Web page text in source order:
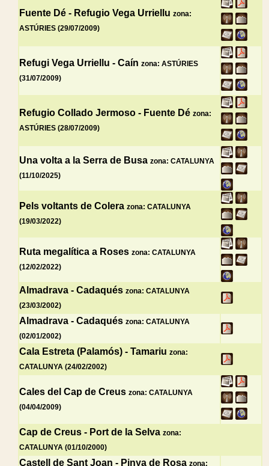
Fuente Dé - Refugio Vega Urriellu zona:
ASTÚRIES (29/07/2009)
Refugi Vega Urriellu - Caín zona: ASTÚRIES
(31/07/2009)
Refugio Collado Jermoso - Fuente Dé zona:
ASTÚRIES (28/07/2009)
Una volta a la Serra de Busa zona: CATALUNYA
(11/10/2025)
Pels voltants de Colera zona: CATALUNYA
(19/03/2022)
Ruta megalítica a Roses zona: CATALUNYA
(12/02/2022)
Almadrava - Cadaqués zona: CATALUNYA
(23/03/2002)
Almadrava - Cadaqués zona: CATALUNYA
(02/01/2002)
Cala Estreta (Palamós) - Tamariu zona:
CATALUNYA (24/02/2002)
Cales del Cap de Creus zona: CATALUNYA
(04/04/2009)
Cap de Creus - Port de la Selva zona:
CATALUNYA (01/10/2000)
Castell de Sant Joan - Pinya de Rosa zona: